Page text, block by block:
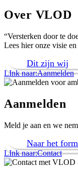
Over VLOD
“Versterken door te
Lees hier onze visie en
Dit zijn wij
LInk naar:Aanmelden
Aanmelden
Meld je aan en we
Naar het
LInk naar:Contact